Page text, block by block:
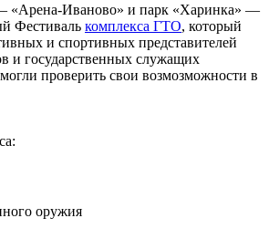
«Арена-Иваново» и парк «Харинка» —
Фестиваль комплекса ГТО, который
и спортивных представителей
и государственных служащих
проверить свои возмозможности в
оружия